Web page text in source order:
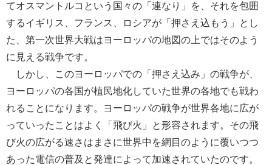
てオスマントルコという国々の「連なり」を、それを包囲
するイギリス、フランス、ロシアが「押さえ込もう」とし
た、第一次世界大戦はヨーロッパの地図の上ではそのよう
に見える戦争です。
しかし、このヨーロッパでの「押さえ込み」の戦争が、
ヨーロッパの各国が植民地化していた世界の各地でも戦わ
れることになります。ヨーロッパの戦争が世界各地に広が
っていったことはよく「飛び火」と形容されます。その飛
び火の広がる速さはまさに世界中を網目のように覆いつつ
あった電信の普及と発達によって加速されていたのです。